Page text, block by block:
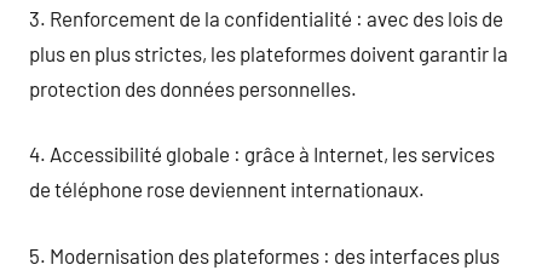
3. Renforcement de la confidentialité : avec des lois de
plus en plus strictes, les plateformes doivent garantir la
protection des données personnelles.
4. Accessibilité globale : grâce à Internet, les services
de téléphone rose deviennent internationaux.
5. Modernisation des plateformes : des interfaces plus